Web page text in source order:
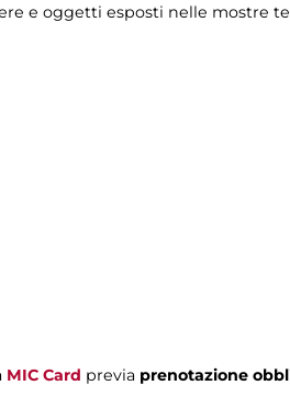
e oggetti esposti nelle mostre
MIC Card previa prenotazione